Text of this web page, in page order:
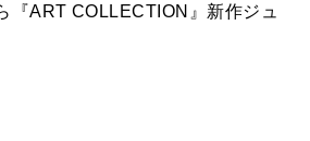
『ART COLLECTION』新作ジュ